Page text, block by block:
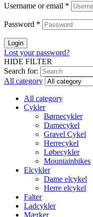
Username or email *
Password *
Login
Lost your password?
HIDE FILTER
Search for:
All category
All category
Cykler
Børnecykler
Damecykel
Gravel Cykel
Herrecykel
Løbecykler
Mountainbikes
Elcykler
Dame elcykel
Herre elcykel
Falter
Ladcykler
Mærker